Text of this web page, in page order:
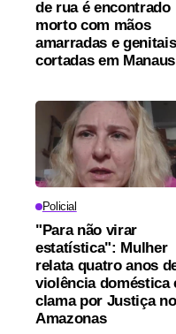
de rua é encontrado
morto com mãos
amarradas e genitais
cortadas em Manaus
Policial
"Para não virar
estatística": Mulher
relata quatro anos
violência doméstica
clama por Justiça no
Amazonas